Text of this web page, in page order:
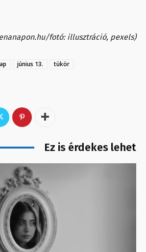
fotó: illusztráció, pexels)
június 13.
tükör
Ez is érdekes lehet